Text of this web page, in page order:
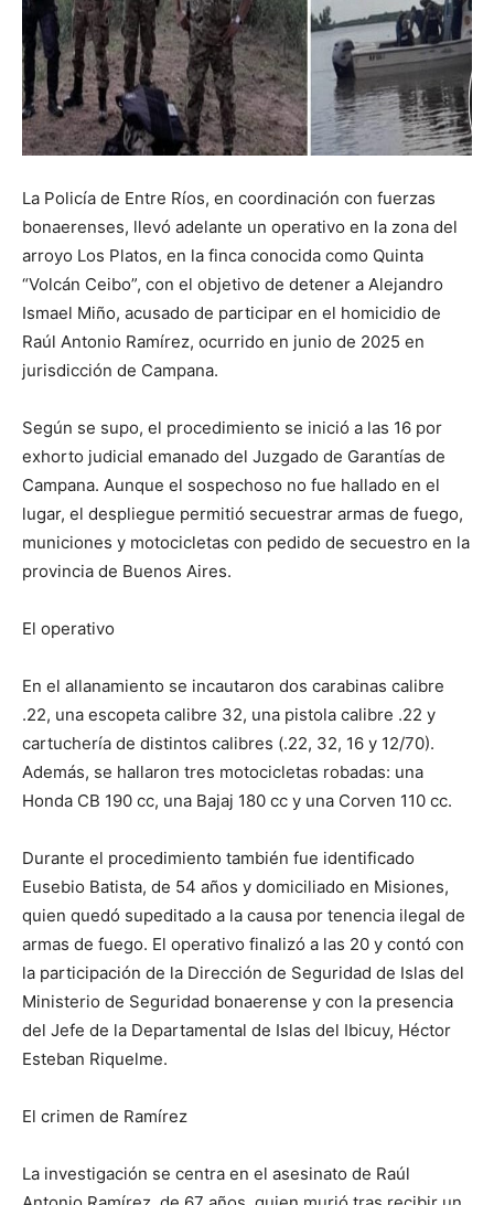
La Policía de Entre Ríos, en coordinación con fuerzas
bonaerenses, llevó adelante un operativo en la zona del
arroyo Los Platos, en la finca conocida como Quinta
“Volcán Ceibo”, con el objetivo de detener a Alejandro
Ismael Miño, acusado de participar en el homicidio de
Raúl Antonio Ramírez, ocurrido en junio de 2025 en
jurisdicción de Campana.
Según se supo, el procedimiento se inició a las 16 por
exhorto judicial emanado del Juzgado de Garantías de
Campana. Aunque el sospechoso no fue hallado en el
lugar, el despliegue permitió secuestrar armas de fuego,
municiones y motocicletas con pedido de secuestro en la
provincia de Buenos Aires.
El operativo
En el allanamiento se incautaron dos carabinas calibre
.22, una escopeta calibre 32, una pistola calibre .22 y
cartuchería de distintos calibres (.22, 32, 16 y 12/70).
Además, se hallaron tres motocicletas robadas: una
Honda CB 190 cc, una Bajaj 180 cc y una Corven 110 cc.
Durante el procedimiento también fue identificado
Eusebio Batista, de 54 años y domiciliado en Misiones,
quien quedó supeditado a la causa por tenencia ilegal de
armas de fuego. El operativo finalizó a las 20 y contó con
la participación de la Dirección de Seguridad de Islas del
Ministerio de Seguridad bonaerense y con la presencia
del Jefe de la Departamental de Islas del Ibicuy, Héctor
Esteban Riquelme.
El crimen de Ramírez
La investigación se centra en el asesinato de Raúl